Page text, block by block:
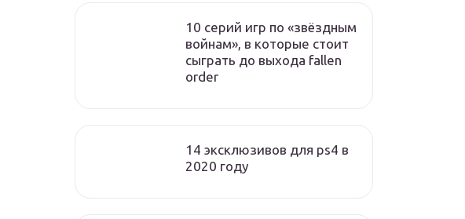
10 серий игр по «звёздным
войнам», в которые стоит
сыграть до выхода fallen
order
14 эксклюзивов для ps4 в
2020 году